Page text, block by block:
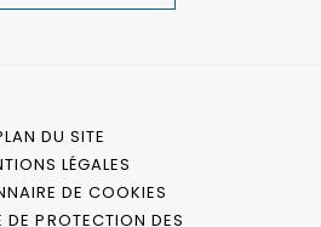
DU SITE
LÉGALES
DE COOKIES
DE PROTECTION DES